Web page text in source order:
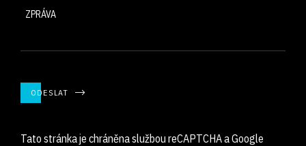
ODESLAT
Tato stránka je chráněna službou reCAPTCHA a Google